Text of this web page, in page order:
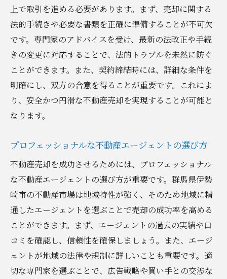
上で取引を進める必要があります。まず、売却に関する
法的手続きや必要な書類を正確に準備することが不可欠
です。専門家のアドバイスを受け、最新の法改正や手続
きの変更に対応することで、法的トラブルを未然に防ぐ
ことができます。また、契約締結時には、詳細な条件を
明確にし、双方の合意を得ることが重要です。これによ
り、安全かつ円滑な不動産売却を実現することが可能と
なります。
プロフェッショナルな不動産エージェントの選び方
不動産売却を成功させるためには、プロフェッショナル
な不動産エージェントの選び方が重要です。群馬県伊勢
崎市の不動産市場は地域特性が強く、そのため地域に精
通したエージェントを選ぶことで売却の成功率を高める
ことができます。まず、エージェントの過去の実績や口
コミを確認し、信頼性を確保しましょう。また、エージ
ェントが地域の法律や規制に詳しいことも重要です。適
切な専門家を選ぶことで、広告戦略や買い手との交渉な